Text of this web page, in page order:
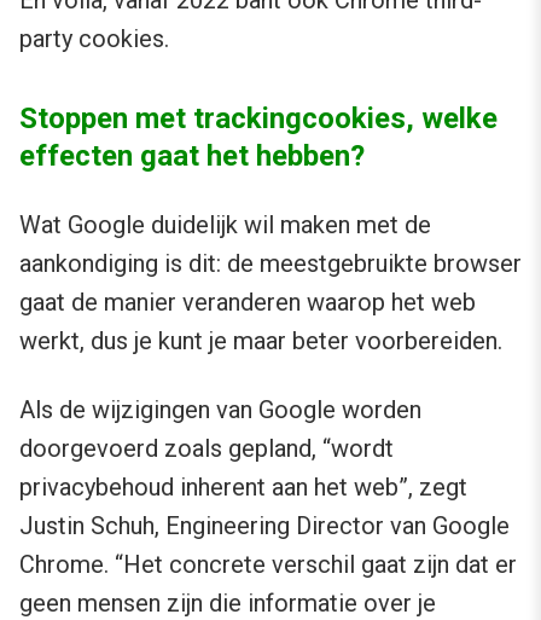
party cookies.
Stoppen met trackingcookies, welke
effecten gaat het hebben?
Wat Google duidelijk wil maken met de
aankondiging is dit: de meestgebruikte browser
gaat de manier veranderen waarop het web
werkt, dus je kunt je maar beter voorbereiden.
Als de wijzigingen van Google worden
doorgevoerd zoals gepland, “wordt
privacybehoud inherent aan het web”, zegt
Justin Schuh, Engineering Director van Google
Chrome. “Het concrete verschil gaat zijn dat er
geen mensen zijn die informatie over je